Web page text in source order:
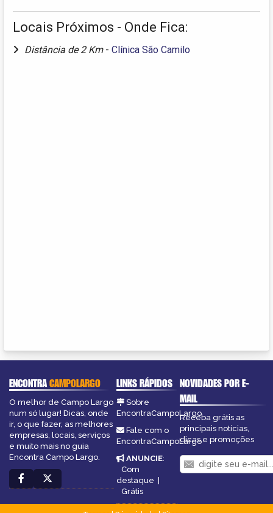
Locais Próximos - Onde Fica:
Distância de 2 Km - Clínica São Camilo
ENCONTRACAMPOLARGO
O melhor de Campo Largo
num só lugar! Dicas, onde
ir, o que fazer, as melhores
empresas, locais, serviços
e muito mais no guia
Encontra Campo Largo.
LINKS RÁPIDOS
Sobre
EncontraCampoLargo
Fale com o
EncontraCampoLargo
ANUNCIE:
Com
destaque |
Grátis
NOVIDADES POR E-
MAIL
Receba grátis as
principais notícias,
dicas e promoções